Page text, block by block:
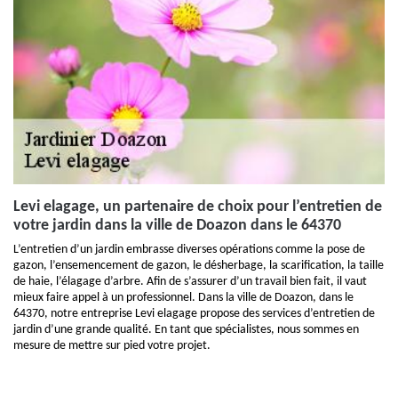
Levi elagage, un partenaire de choix pour l’entretien de
votre jardin dans la ville de Doazon dans le 64370
L’entretien d’un jardin embrasse diverses opérations comme la pose de
gazon, l’ensemencement de gazon, le désherbage, la scarification, la taille
de haie, l’élagage d’arbre. Afin de s’assurer d’un travail bien fait, il vaut
mieux faire appel à un professionnel. Dans la ville de Doazon, dans le
64370, notre entreprise Levi elagage propose des services d’entretien de
jardin d’une grande qualité. En tant que spécialistes, nous sommes en
mesure de mettre sur pied votre projet.